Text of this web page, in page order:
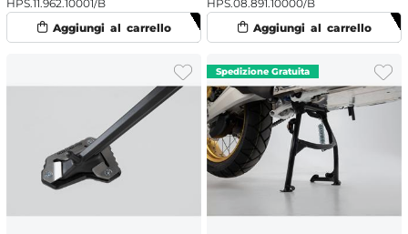
HPS.11.962.10001/B
HPS.08.891.10000/B